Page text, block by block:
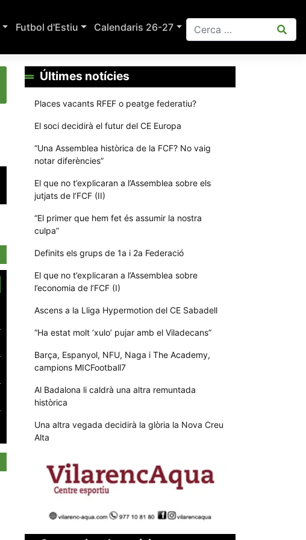
Futbol d'Estiu Calendaris 26-27
Últimes notícies
Places vacants RFEF o peatge federatiu?
El soci decidirà el futur del CE Europa
“Una Assemblea històrica de la FCF? No vaig
notar diferències”
El que no t’explicaran a l’Assemblea sobre els
jutjats de l’FCF (II)
“El primer que hem fet és assumir la nostra
culpa”
Definits els grups de 1a i 2a Federació
El que no t’explicaran a l’Assemblea sobre
l’economia de l’FCF (I)
Ascens a la Lliga Hypermotion del CE Sabadell
“Ha estat molt ‘xulo’ pujar amb el Viladecans”
Barça, Espanyol, NFU, Naga i The Academy,
campions MICFootball7
Al Badalona li caldrà una altra remuntada
històrica
Una altra vegada decidirà la glòria la Nova Creu
Alta